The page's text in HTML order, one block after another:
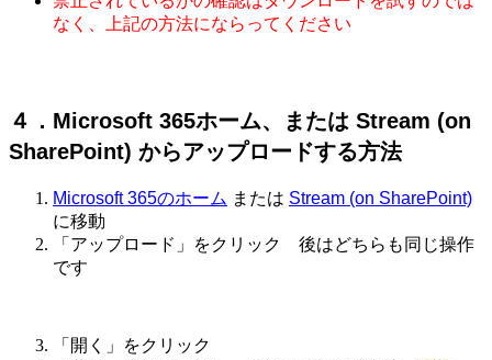
なく、上記の方法にならってください
４．Microsoft 365ホーム、または Stream (on
SharePoint) からアップロードする方法
Microsoft 365のホーム または Stream (on SharePoint)
に移動
「アップロード」をクリック 後はどちらも同じ操作
です
「開く」をクリック